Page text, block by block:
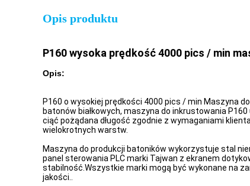
Opis produktu
P160 wysoka prędkość 4000 pics / min
Opis:
P160 o wysokiej prędkości 4000 pics / min Maszyna
batonów białkowych, maszyna do inkrustowania
ciąć pożądana długość zgodnie z wymaganiami
wielokrotnych warstw.
Maszyna do produkcji batoników wykorzystuje stal
panel sterowania PLC marki Tajwan z ekranem
stabilność.Wszystkie marki mogą być wykonane na
jakości..